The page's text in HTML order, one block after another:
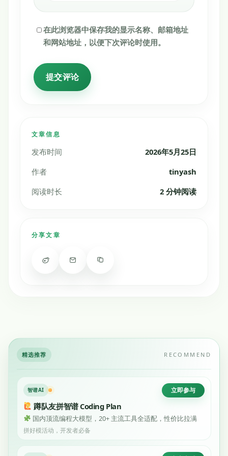
文章信息
发布时间
2026年5月25日
作者
tinyash
阅读时长
2 分钟阅读
分享文章
在此浏览器中保存我的显示名称、邮箱地址
和网站地址，以便下次评论时使用。
精选推荐 RECOMMEND
智谱AI 立即参与
蹲队友拼智谱 Coding Plan
国内顶流编程大模型，20+ 主流工具全适配，性价比拉满
拼好模活动，开发者必备